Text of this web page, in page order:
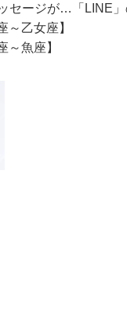
セージが…「LINE
乙女座】
魚座】